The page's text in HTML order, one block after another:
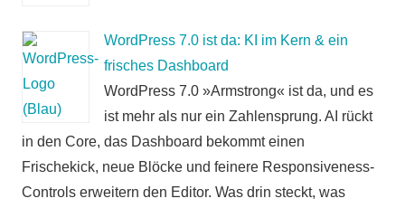
WordPress 7.0 ist da: KI im Kern & ein
frisches Dashboard
WordPress 7.0 »Armstrong« ist da, und es
ist mehr als nur ein Zahlensprung. AI rückt
in den Core, das Dashboard bekommt einen
Frischekick, neue Blöcke und feinere Responsiveness-
Controls erweitern den Editor. Was drin steckt, was